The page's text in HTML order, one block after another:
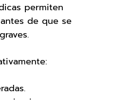
permiten
de que se